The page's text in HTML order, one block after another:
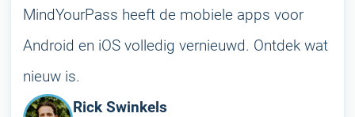
MindYourPass heeft de mobiele apps voor
Android en iOS volledig vernieuwd. Ontdek wat
nieuw is.
Rick Swinkels